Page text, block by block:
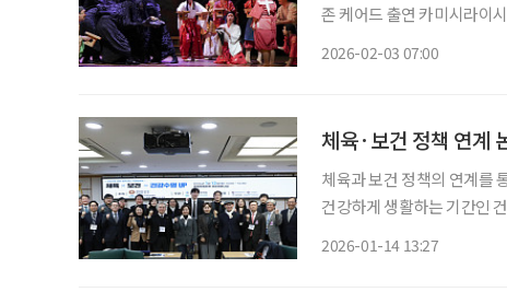
존 케어드 출연 카미시라이
2026-02-03 07:00
체육·보건 정책 연계
체육과 보건 정책의 연계를
건강하게 생활하는 기간인
2026-01-14 13:27